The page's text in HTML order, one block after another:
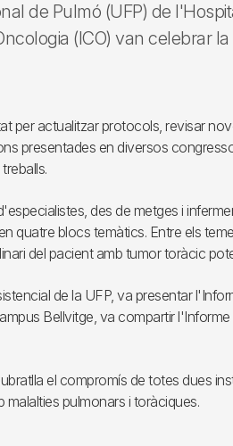
de Pulmó (UFP) de
(ICO) van celebrar
per actualitzar protocols, revisar
presentades en diversos
des de metges i
quatre blocs temàtics. Entre els
del pacient amb tumor toràcic
de la UFP, va presentar
Bellvitge, va compartir
el compromís de totes dues
pulmonars i toràciques.